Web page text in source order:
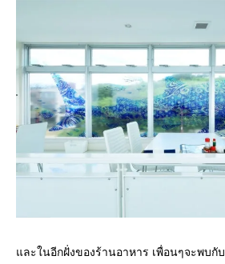
และในอีกฝั่งของร้านอาหาร เพื่อนๆจะพบ